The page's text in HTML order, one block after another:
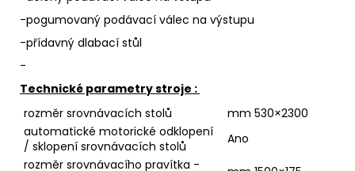
-pogumovaný podávací válec na výstupu
-přídavný dlabací stůl
-
Technické parametry stroje :
rozměr srovnávacích stolů
mm 530×2300
automatické motorické odklopení
/ sklopení srovnávacích stolů
Ano
rozměr srovnávacího pravítka -